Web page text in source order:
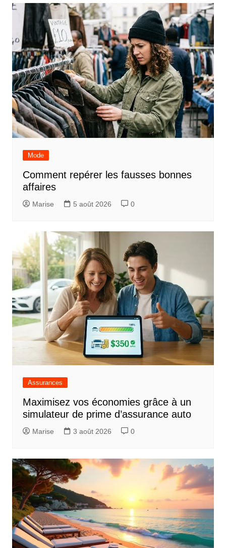
Mode
Comment repérer les fausses bonnes
affaires
Marise 5 août 2026 0
Assurances
Maximisez vos économies grâce à un
simulateur de prime d’assurance auto
Marise 3 août 2026 0